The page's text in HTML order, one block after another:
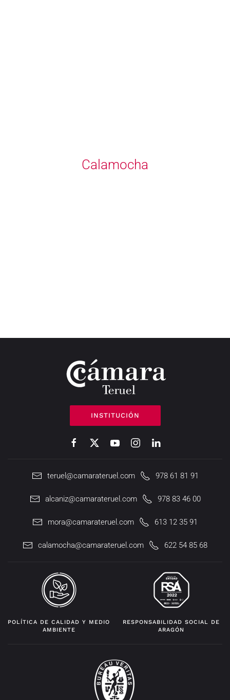
Calamocha
INSTITUCIÓN
teruel@camarateruel.com 978 61 81 91
alcaniz@camarateruel.com 978 83 46 00
mora@camarateruel.com 613 12 35 91
calamocha@camarateruel.com 622 54 85 68
POLÍTICA DE CALIDAD Y MEDIO
AMBIENTE
RESPONSABILIDAD SOCIAL DE
ARAGÓN